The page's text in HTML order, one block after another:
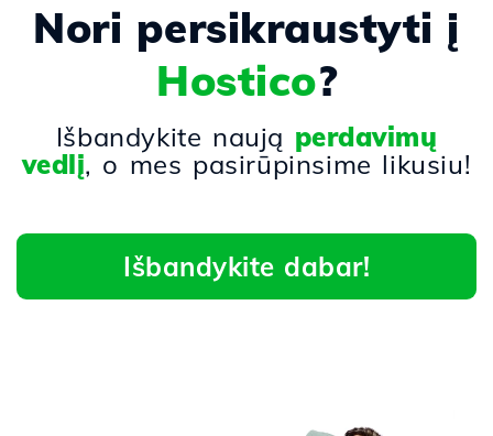
Nori persikraustyti į
Hostico?
Išbandykite naują perdavimų
vedlį, o mes pasirūpinsime likusiu!
Išbandykite dabar!